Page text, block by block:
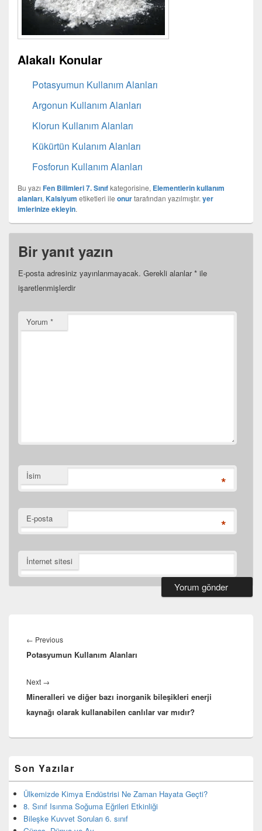
Alakalı Konular
Potasyumun Kullanım Alanları
Argonun Kullanım Alanları
Klorun Kullanım Alanları
Kükürtün Kulanım Alanları
Fosforun Kullanım Alanları
Bu yazı Fen Bilimleri 7. Sınıfkategorisine, Elementlerin kullanım
alanları, Kalsiyum etiketleri ile onurtarafından yazılmıştır. yer
imlerinize ekleyin.
Bir yanıt yazın
E-posta adresiniz yayınlanmayacak. Gerekli alanlar* ile
işaretlenmişlerdir
Yorum *
İsim *
E-posta *
İnternet sitesi
gezinmesi
← PreviousPrevious
post:
Potasyumun Kullanım Alanları
Next →
post:
Mineralleri ve diğer bazı inorganik bileşikleri enerji
kaynağı olarak kullanabilen canlılar var mıdır?
yan
bar
eklenti
bölgesi
Son Yazılar
Ülkemizde Kimya Endüstrisi Ne Zaman Hayata Geçti?
8. Sınıf Isınma Soğuma Eğrileri Etkinliği
Bileşke Kuvvet Soruları 6. sınıf